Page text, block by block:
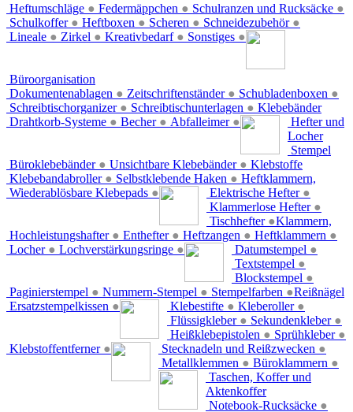
Heftumschläge ● Federmäppchen ● Schulranzen und Rucksäcke ●
Schulkoffer ● Heftboxen ● Scheren ● Schneidezubehör ●
Lineale ● Zirkel ● Kreativbedarf ● Sonstiges ●
Büroorganisation
Dokumentenablagen ● Zeitschriftenständer ● Schubladenboxen ●
Schreibtischorganizer ● Schreibtischunterlagen ●
Drahtkorb-Systeme ● Becher ● Abfalleimer ●
Klebebänder
Büroklebebänder ● Unsichtbare Klebebänder ●
Klebebandabroller ● Selbstklebende Haken ●
Wiederablösbare Klebepads ●
Hefter und
Locher
Elektrische Hefter ●
Klammerlose Hefter ●
Tischhefter ●
Hochleistungshafter ● Enthefter ● Heftzangen ● Heftklammern ●
Locher ● Lochverstärkungsringe ●
Stempel
Datumstempel ●
Textstempel ●
Blockstempel ●
Paginierstempel ● Nummern-Stempel ● Stempelfarben ●
Ersatzstempelkissen ●
Klebstoffe
Klebestifte ● Kleberoller ●
Flüssigkleber ● Sekundenkleber ●
Heißklebepistolen ● Sprühkleber ●
Klebstoffentferner ●
Heftklammern,
Klammern,
Reißnägel
Stecknadeln und Reißzwecken ●
Metallklemmen ● Büroklammern ●
Taschen, Koffer und
Aktenkoffer
Notebook-Rucksäcke ●